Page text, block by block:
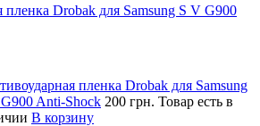
пленка Drobak для Samsung S V G900
пленка Drobak для Samsung
Anti-Shock 200 грн. Товар есть в
В корзину